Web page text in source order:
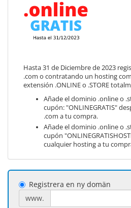
Hasta 31 de Diciembre de 2023
.com o contratando un hosting
extensión .ONLINE o .STORE
Añade el dominio .online o
cupón: "ONLINEGRATIS"
.com a tu compra.
Añade el dominio .online o
cupón
cualquier hosting a tu
Registrera en ny domän
www.